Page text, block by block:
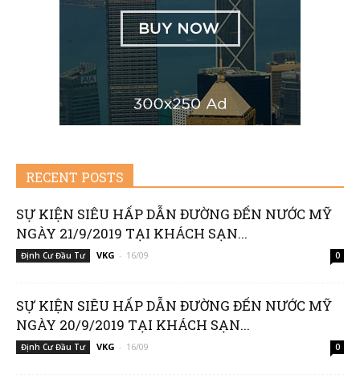
RECENT POSTS
SỰ KIỆN SIÊU HẤP DẪN ĐƯỜNG ĐẾN NƯỚC MỸ
NGÀY 21/9/2019 TẠI KHÁCH SẠN...
Định Cư Đầu Tư VKG - 16/09 0
SỰ KIỆN SIÊU HẤP DẪN ĐƯỜNG ĐẾN NƯỚC MỸ
NGÀY 20/9/2019 TẠI KHÁCH SẠN...
Định Cư Đầu Tư VKG - 16/09 0